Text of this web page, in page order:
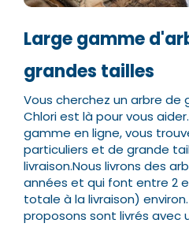
Large gamme
grandes tailles
Vous cherchez un arbre de
Chlori est là pour vous
gamme en ligne, vous
particuliers et de grande
livraison.Nous livrons des
années et qui font entre 2
totale à la livraison)
proposons sont livrés avec